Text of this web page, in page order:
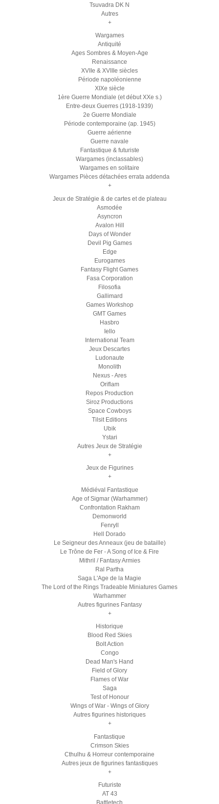
Tsuvadra DK N
Autres
+
Wargames
Antiquité
Ages Sombres & Moyen-Age
Renaissance
XVIIe & XVIIIe siècles
Période napoléonienne
XIXe siècle
1ère Guerre Mondiale (et début XXe s.)
Entre-deux Guerres (1918-1939)
2e Guerre Mondiale
Période contemporaine (ap. 1945)
Guerre aérienne
Guerre navale
Fantastique & futuriste
Wargames (inclassables)
Wargames en solitaire
Wargames Pièces détachées errata addenda
+
Jeux de Stratégie & de cartes et de plateau
Asmodée
Asyncron
Avalon Hill
Days of Wonder
Devil Pig Games
Edge
Eurogames
Fantasy Flight Games
Fasa Corporation
Filosofia
Gallimard
Games Workshop
GMT Games
Hasbro
Iello
International Team
Jeux Descartes
Ludonaute
Monolith
Nexus - Ares
Oriflam
Repos Production
Siroz Productions
Space Cowboys
Tilsit Editions
Ubik
Ystari
Autres Jeux de Stratégie
+
Jeux de Figurines
+
Médiéval Fantastique
Age of Sigmar (Warhammer)
Confrontation Rakham
Demonworld
Fenryll
Hell Dorado
Le Seigneur des Anneaux (jeu de bataille)
Le Trône de Fer - A Song of Ice & Fire
Mithril / Fantasy Armies
Ral Partha
Saga L'Age de la Magie
The Lord of the Rings Tradeable Miniatures Games
Warhammer
Autres figurines Fantasy
+
Historique
Blood Red Skies
Bolt Action
Congo
Dead Man's Hand
Field of Glory
Flames of War
Saga
Test of Honour
Wings of War - Wings of Glory
Autres figurines historiques
+
Fantastique
Crimson Skies
Cthulhu & Horreur contemporaine
Autres jeux de figurines fantastiques
+
Futuriste
AT 43
Battletech